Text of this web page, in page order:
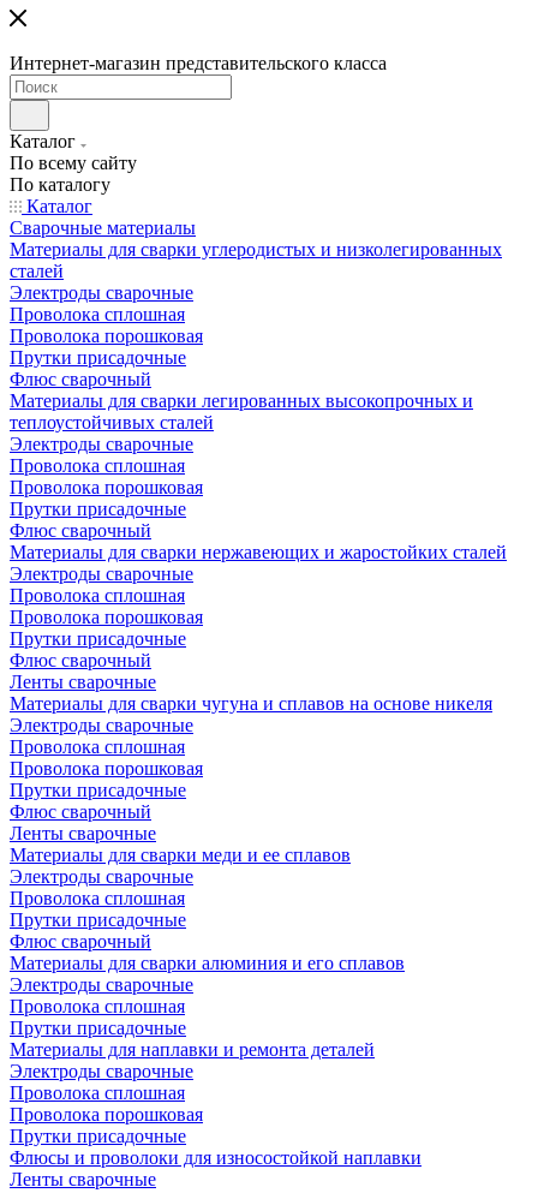
Интернет-магазин представительского класса
Каталог
По всему сайту
По каталогу
Каталог
Сварочные материалы
Материалы для сварки углеродистых и низколегированных
сталей
Электроды сварочные
Проволока сплошная
Проволока порошковая
Прутки присадочные
Флюс сварочный
Материалы для сварки легированных высокопрочных и
теплоустойчивых сталей
Электроды сварочные
Проволока сплошная
Проволока порошковая
Прутки присадочные
Флюс сварочный
Материалы для сварки нержавеющих и жаростойких сталей
Электроды сварочные
Проволока сплошная
Проволока порошковая
Прутки присадочные
Флюс сварочный
Ленты сварочные
Материалы для сварки чугуна и сплавов на основе никеля
Электроды сварочные
Проволока сплошная
Проволока порошковая
Прутки присадочные
Флюс сварочный
Ленты сварочные
Материалы для сварки меди и ее сплавов
Электроды сварочные
Проволока сплошная
Прутки присадочные
Флюс сварочный
Материалы для сварки алюминия и его сплавов
Электроды сварочные
Проволока сплошная
Прутки присадочные
Материалы для наплавки и ремонта деталей
Электроды сварочные
Проволока сплошная
Проволока порошковая
Прутки присадочные
Флюсы и проволоки для износостойкой наплавки
Ленты сварочные